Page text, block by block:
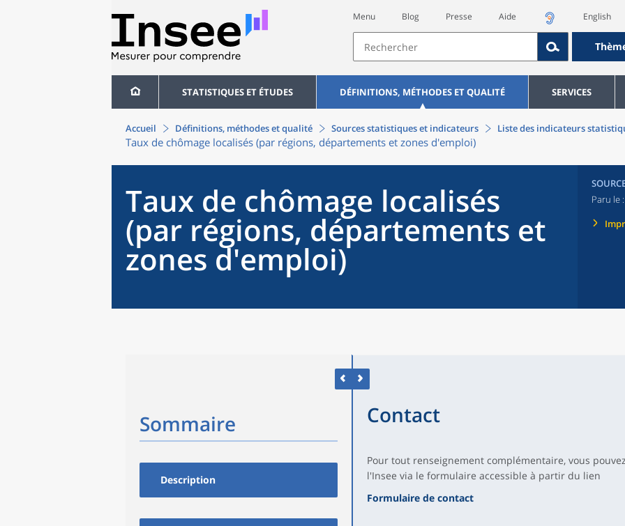
Menu Blog Presse Aide English
STATISTIQUES ET ÉTUDES DÉFINITIONS, MÉTHODES ET QUALITÉ SERVICES
Accueil Définitions, méthodes et qualité Sources statistiques et indicateurs Liste des indicateurs
Taux de chômage localisés (par régions, départements et zones d'emploi)
Taux de chômage localisés
(par régions, départements et
zones d'emploi)
Paru le :
Sommaire
Description
Contact
Pour tout renseignement complémentaire, vous
l'Insee via le formulaire accessible à partir du lien
Formulaire de contact